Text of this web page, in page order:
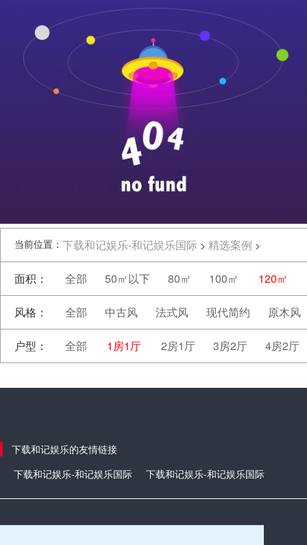
当前位置： 下载和记娱乐-和记娱乐国际 > 精选案例 >
面积： 全部 50㎡以下 80㎡ 100㎡ 120㎡
风格： 全部 中古风 法式风 现代简约 原木风
户型： 全部 1房1厅 2房1厅 3房2厅 4房2厅
下载和记娱乐的友情链接
下载和记娱乐-和记娱乐国际
下载和记娱乐-和记娱乐国际